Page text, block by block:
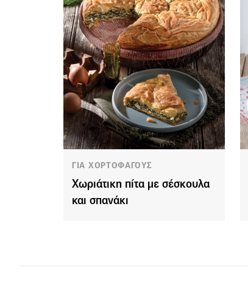
ΓΙΑ ΧΟΡΤΟΦΑΓΟΥΣ
Χωριάτικη πίτα με σέσκουλα
και σπανάκι